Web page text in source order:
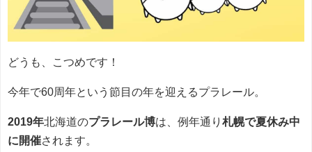
どうも、こつめです！
今年で60周年という節目の年を迎えるプラレール。
2019年北海道のプラレール博は、例年通り 札幌で夏休み中
に開催されます。